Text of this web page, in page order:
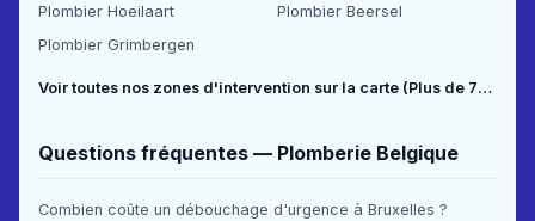
Plombier Hoeilaart
Plombier Beersel
Plombier Grimbergen
Voir toutes nos zones d'intervention sur la carte (Plus de 70 communes couvertes) →
Questions fréquentes — Plomberie Belgique
Combien coûte un débouchage d'urgence à Bruxelles ?